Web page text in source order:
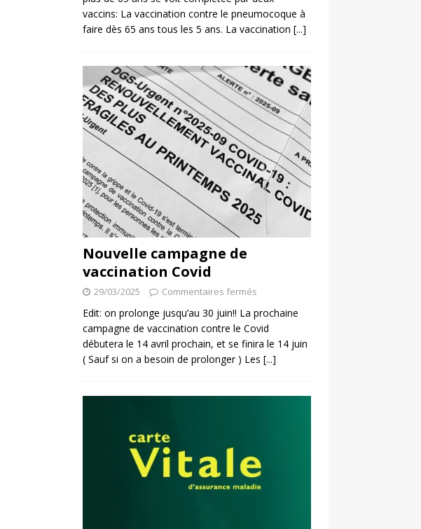
vaccins: La vaccination contre le pneumocoque à
faire dès 65 ans tous les 5 ans. La vaccination [...]
Nouvelle campagne de
vaccination Covid
29/03/2025 Commentaires fermés
Edit: on prolonge jusqu’au 30 juin!! La prochaine
campagne de vaccination contre le Covid
débutera le 14 avril prochain, et se finira le 14 juin
( Sauf si on a besoin de prolonger ) Les [...]